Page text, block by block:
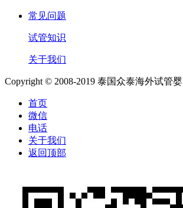
常见问题
试管知识
关于我们
Copyright © 2008-2019 泰国众泰海外试管
首页
微信
电话
关于我们
返回顶部